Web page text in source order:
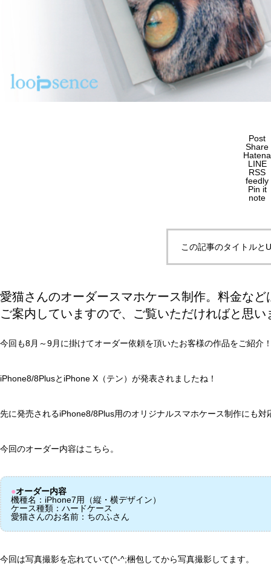
Post
Share
Hatena
LINE
RSS
feedly
Pin it
note
この記事のタイトルと
愛猫さんのオーダースマホケース制作。料金など
ご案内していますので、ご覧いただければと思い
今回も8月～9月に掛けてオーダー依頼を頂いたお客様の作品をご紹介
iPhone8/8PlusとiPhone X（テン）が発表されましたね！
先に発売されるiPhone8/8Plus用のオリジナルスマホケース制作にも
今回のオーダー内容はこちら。
●オーダー内容
機種名：iPhone7用（縦・横デザイン）
ケース種類：ハードケース
愛猫さんのお名前：ちのふさん
今回は写真撮影を忘れていて(^-^;梱包してから写真撮影してます。